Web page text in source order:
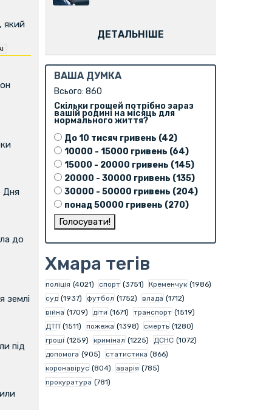
який
Дня
до
землі
під
ДЕТАЛЬНІШЕ
ВАША ДУМКА
Всього: 860
Скільки грошей потрібно зараз
вашій родині на місяць для
нормального життя?
До 10 тисяч гривень (42)
10000 - 15000 гривень (64)
15000 - 20000 гривень (145)
20000 - 30000 гривень (135)
30000 - 50000 гривень (204)
понад 50000 гривень (270)
Хмара тегів
поліція (4021) спорт (3751) Кременчук (1986)
суд (1937) футбол (1752) влада (1712)
війна (1709) діти (1671) транспорт (1519)
ДТП (1511) пожежа (1398) смерть (1280)
гроші (1259) кримінал (1225) ДСНС (1072)
допомога (905) статистика (866)
коронавірус (804) аварія (785)
прокуратура (781)